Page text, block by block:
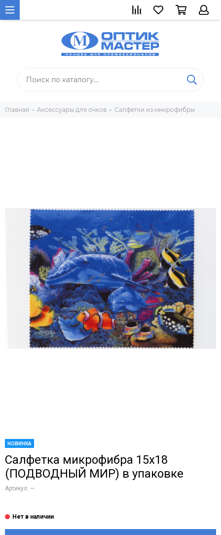
Главная Аксессуары для очков Салфетки из микрофибры
НОВИНКА
Салфетка микрофибра 15х18
(ПОДВОДНЫЙ МИР) в упаковке
Артикул: —